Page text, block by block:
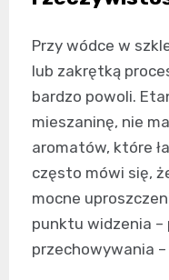
Przy wódce w
lub zakrętką
bardzo powoli.
mieszaninę, nie
aromatów, które
często mówi się,
mocne
punktu widzenia
przechowywania